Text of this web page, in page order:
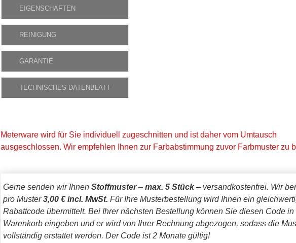
EIGENSCHAFTEN
REINIGUNG
GARANTIE
TECHNISCHES DATENBLATT
Meterware wird für Sie individuell zugeschnitten und ist daher vom Umtausch
ausgeschlossen. Wir empfehlen Ihnen zur Farbabstimmung zuvor Farbmuster zu
Gerne senden wir Ihnen Stoffmuster– max. 5 Stück– versandkostenfrei. Wir
pro Muster3,00 € incl. MwSt. Für Ihre Musterbestellung wird Ihnen ein
Rabattcode übermittelt. Bei Ihrer nächsten Bestellung können Sie diesen Code in
Warenkorb eingeben und er wird von Ihrer Rechnung abgezogen, sodass die
vollständig erstattet werden. Der Code ist 2 Monate gültig!